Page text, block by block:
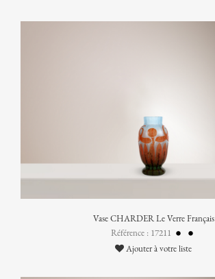
Vase CHARDER Le Verre Français
Référence : 17211
Ajouter à votre liste